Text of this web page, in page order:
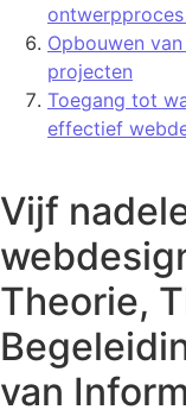
Opbouwen
projecten
Toegang tot
effectief
Vijf
Theorie,
van